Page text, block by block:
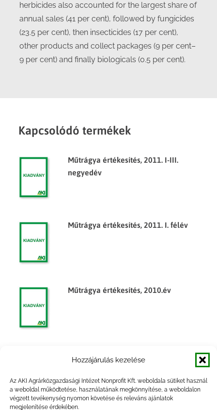
Hozzájárulás kezelése
Az AKI Agrárközgazdasági Intézet Nonprofit Kft. weboldala sütiket használ
a weboldal működtetése, használatának megkönnyítése, a weboldalon
végzett tevékenység nyomon követése és releváns ajánlatok
megjelenítése érdekében.
herbicides also accounted for the largest share of
annual sales (41 per cent), followed by fungicides
(23.5 per cent), then insecticides (17 per cent),
other products and collect packages (9 per cent–
9 per cent) and finally biologicals (0.5 per cent).
Kapcsolódó termékek
Műtrágya értékesítés, 2011. I-III.
negyedév
Műtrágya értékesítés, 2011. I. félév
Műtrágya értékesítés, 2010.év
Műtrágya értékesítés, 2009. I-III.